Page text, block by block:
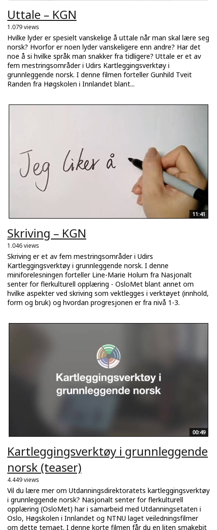
Uttale – KGN
1.079 views
Hvilke lyder er spesielt vanskelige å uttale når man skal lære seg
norsk? Hvorfor er noen lyder vanskeligere enn andre? Har det
noe å si hvilke språk man snakker fra tidligere? Uttale er et av
fem mestringsområder i Udirs Kartleggingsverktøy i
grunnleggende norsk. I denne filmen forteller Gunhild Tveit
Randen fra Høgskolen i Innlandet blant...
11:41
Skriving – KGN
1.046 views
Skriving er et av fem mestringsområder i Udirs
Kartleggingsverktøy i grunnleggende norsk. I denne
miniforelesningen forteller Line-Marie Holum fra Nasjonalt
senter for flerkulturell opplæring - OsloMet blant annet om
hvilke aspekter ved skriving som vektlegges i verktøyet (innhold,
form og bruk) og hvordan progresjonen er fra nivå 1-3.
00:49
Kartleggingsverktøy i grunnleggende
norsk (teaser)
4.449 views
Vil du lære mer om Utdanningsdirektoratets kartleggingsverktøy
i grunnleggende norsk? Nasjonalt senter for flerkulturell
opplæring (OsloMet) har i samarbeid med Utdanningsetaten i
Oslo, Høgskolen i Innlandet og NTNU laget veiledningsfilmer
om dette temaet. I denne korte filmen får du en liten smakebit